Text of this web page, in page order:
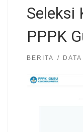
Seleksi
PPPK
BERITA